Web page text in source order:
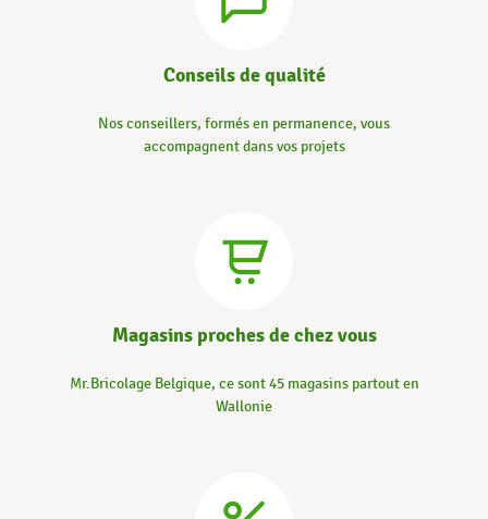
Conseils de qualité
Nos conseillers, formés en permanence, vous
accompagnent dans vos projets
Magasins proches de chez vous
Mr.Bricolage Belgique, ce sont 45 magasins partout en
Wallonie